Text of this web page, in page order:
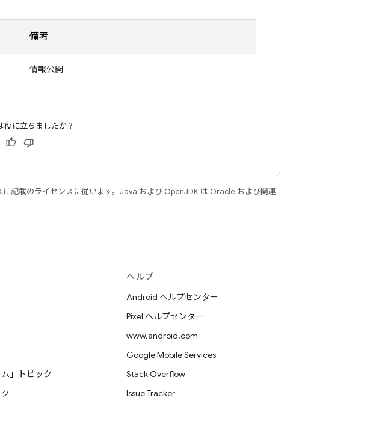
備考
情報公開
役に立ちましたか？
に記載のライセンスに従います。Java および OpenJDK は Oracle および関連
」トピック
ヘルプ
Android ヘルプセンター
Pixel ヘルプセンター
www.android.com
Google Mobile Services
Stack Overflow
Issue Tracker